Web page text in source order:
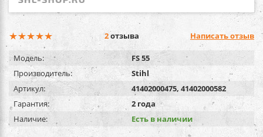
2отзыва Написать отзыв
Модель:
FS 55
Производитель:
Stihl
Артикул:
41402000475, 41402000582
Гарантия:
2 года
Наличие:
Есть в наличии